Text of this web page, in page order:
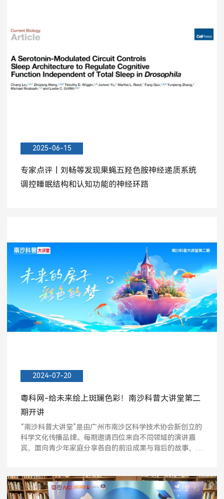
2025-06-15
专家点评丨刘畅等发现果蝇五羟色胺神经递质系统
调控睡眠结构和认知功能的神经环路
2024-07-20
粤科网-给未来绘上斑斓色彩！南沙科普大讲堂第二
期开讲
“南沙科普大讲堂”是由广州市南沙区科学技术协会新创立的
科学文化传播品牌。每期邀请四位来自不同领域的演讲嘉
宾，面向青少年家庭分享各自的前沿成果与背后的故事，通